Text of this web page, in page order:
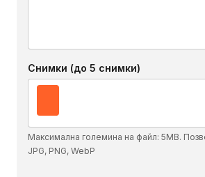
Снимки (до 5 снимки)
Максимална големина на файл: 5MB.
JPG, PNG, WebP